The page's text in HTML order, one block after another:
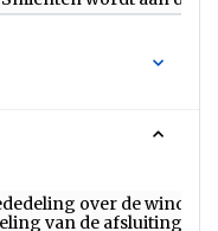
over de
van de afsluiting